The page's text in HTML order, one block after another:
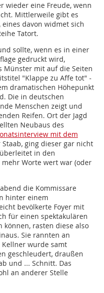
wieder eine Freude, wenn
Mittlerweile gibt es
davon widmet sich
Tatort.
sollte, wenn es in einer
gedruckt wird,
Münster mit auf die Seiten
"Klappe zu Affe tot" -
dramatischen Höhepunkt
Die in deutschen
Menschen zeigt und
Reifen. Ort der Jagd
Neubaus des
mit dem
Staab, ging dieser gar nicht
in den
Worte wert war (oder
die Kommissare
hinter einem
bevölkerte Foyer mit
für einen spektakulären
können, rasten diese also
Sie rannten an
wurde samt
geschleudert, draußen
und ... Schnitt. Das
an anderer Stelle